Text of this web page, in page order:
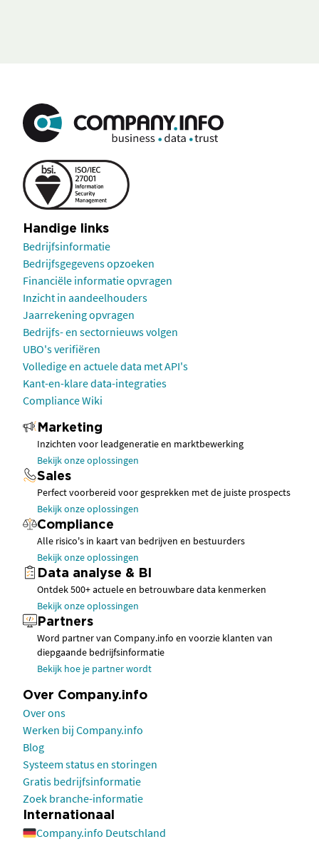
Handige links
Bedrijfsinformatie
Bedrijfsgegevens opzoeken
Financiële informatie opvragen
Inzicht in aandeelhouders
Jaarrekening opvragen
Bedrijfs- en sectornieuws volgen
UBO's verifiëren
Volledige en actuele data met API's
Kant-en-klare data-integraties
Compliance Wiki
Marketing
Inzichten voor leadgeneratie en marktbewerking
Bekijk onze oplossingen
Sales
Perfect voorbereid voor gesprekken met de juiste prospects
Bekijk onze oplossingen
Compliance
Alle risico's in kaart van bedrijven en bestuurders
Bekijk onze oplossingen
Data analyse & BI
Ontdek 500+ actuele en betrouwbare data kenmerken
Bekijk onze oplossingen
Partners
Word partner van Company.info en voorzie klanten van
diepgaande bedrijfsinformatie
Bekijk hoe je partner wordt
Over Company.info
Over ons
Werken bij Company.info
Blog
Systeem status en storingen
Gratis bedrijfsinformatie
Zoek branche-informatie
Internationaal
Company.info Deutschland